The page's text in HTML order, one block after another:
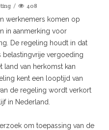
408
werknemers komen op
in aanmerking voor
De regeling houdt in dat
belastingvrije vergoeding
land van herkomst kan
kent een looptijd van
de regeling wordt verkort
in Nederland.
om toepassing van de